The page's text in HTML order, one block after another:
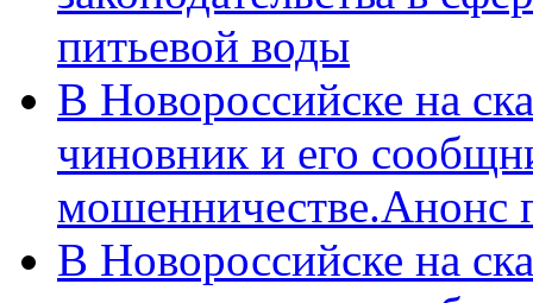
питьевой воды
В Новороссийске на
чиновник и его
мошенничестве.Анонс
В Новороссийске на